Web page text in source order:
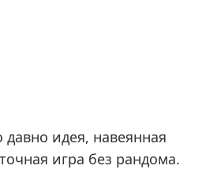
идея, навеянная
игра без рандома.